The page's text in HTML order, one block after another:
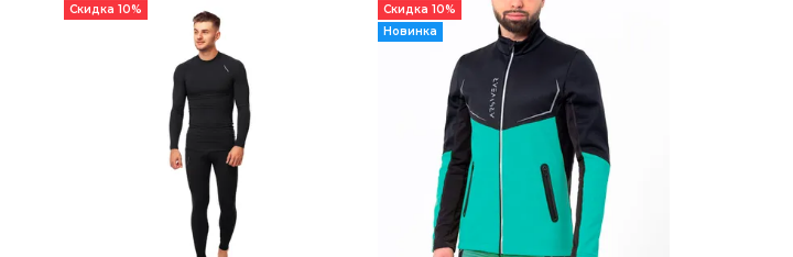
Скидка 10%
Скидка 10%
Новинка